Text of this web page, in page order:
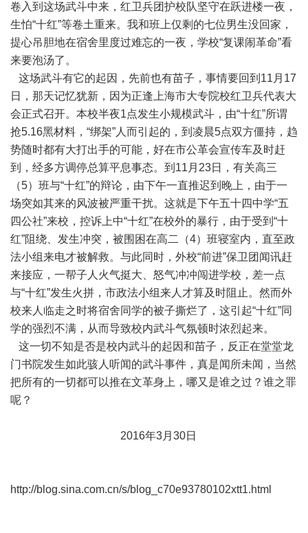
卷入到这场武斗中来，红卫兵团护校队坚守在跃进楼一夜，
生怕“十红”等卷土重来。我和班上仅剩的七位男生没回家，
提心吊胆地在宿舍里度过难忘的一夜，学校“复课闹革命”看
来要泡汤了。
这场武斗有它的起因，先前也有苗子，事情要回到11月17
日，那天记忆犹新，因为正逢上海市大专院校红卫兵代表大
会正式召开。本校半夜1点发生小规模武斗，由“十红”所谓
抢5.16黑材料，“绑架”人而引起的，到凌晨5点双方僵持，趋
势随时都有大打出手的可能，好在市公革会宣传车及时赶
到，经多方调停总算平息事态。到11月23日，有关高三
（5）班与“十红”的辩论，由下午一直推迟到晚上，由于一
场突如其来的风波被严重干扰。这就是下午五十四中学“五
四公社”来校，控诉上中“十红”在校外的暴行，由于受到“十
红”阻绕、发生冲突，被围困在高二（4）班寝室内，直至政
法小组来电才被解救。与此同时，外校“前进”保卫团闻讯赶
来接应，一帮子人火气挺大、怒气冲冲闯进学校，差一点
与“十红”发生火拼，市政法小组来人才算及时阻止。然而外
校来人临走之时将宿舍同学的被子撕烂了，这引起“十红”同
学的强烈不满，从而导致校内武斗气氛顿时浓烈起来。
这一切不知是否是校内武斗的起因和苗子，反正在堂堂龙
门书院发生如此骇人听闻的武斗事件，真是闻所未闻，当然
把所有的一切都可以推在文革身上，哪又是谁之过？谁之罪
呢？
2016年3月30日
http://blog.sina.com.cn/s/blog_c70e93780102xtt1.html